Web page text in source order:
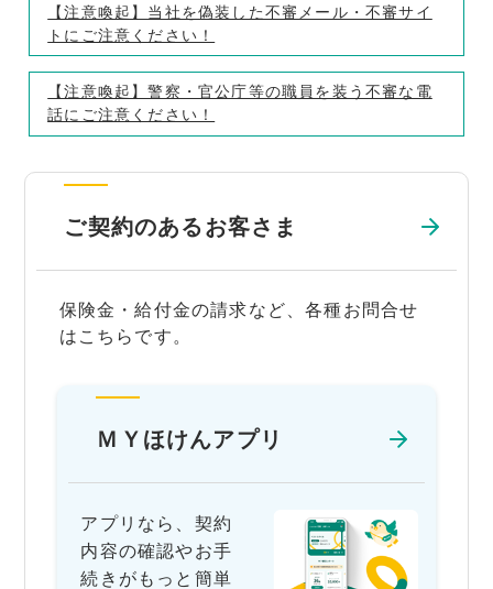
【注意喚起】当社を偽装した不審メール・不審サイ
トにご注意ください！
【注意喚起】警察・官公庁等の職員を装う不審な電
話にご注意ください！
ご契約のあるお客さま
保険金・給付金の請求など、各種お問合せ
はこちらです。
ＭＹほけんアプリ
アプリなら、契約
内容の確認やお手
続きがもっと簡単